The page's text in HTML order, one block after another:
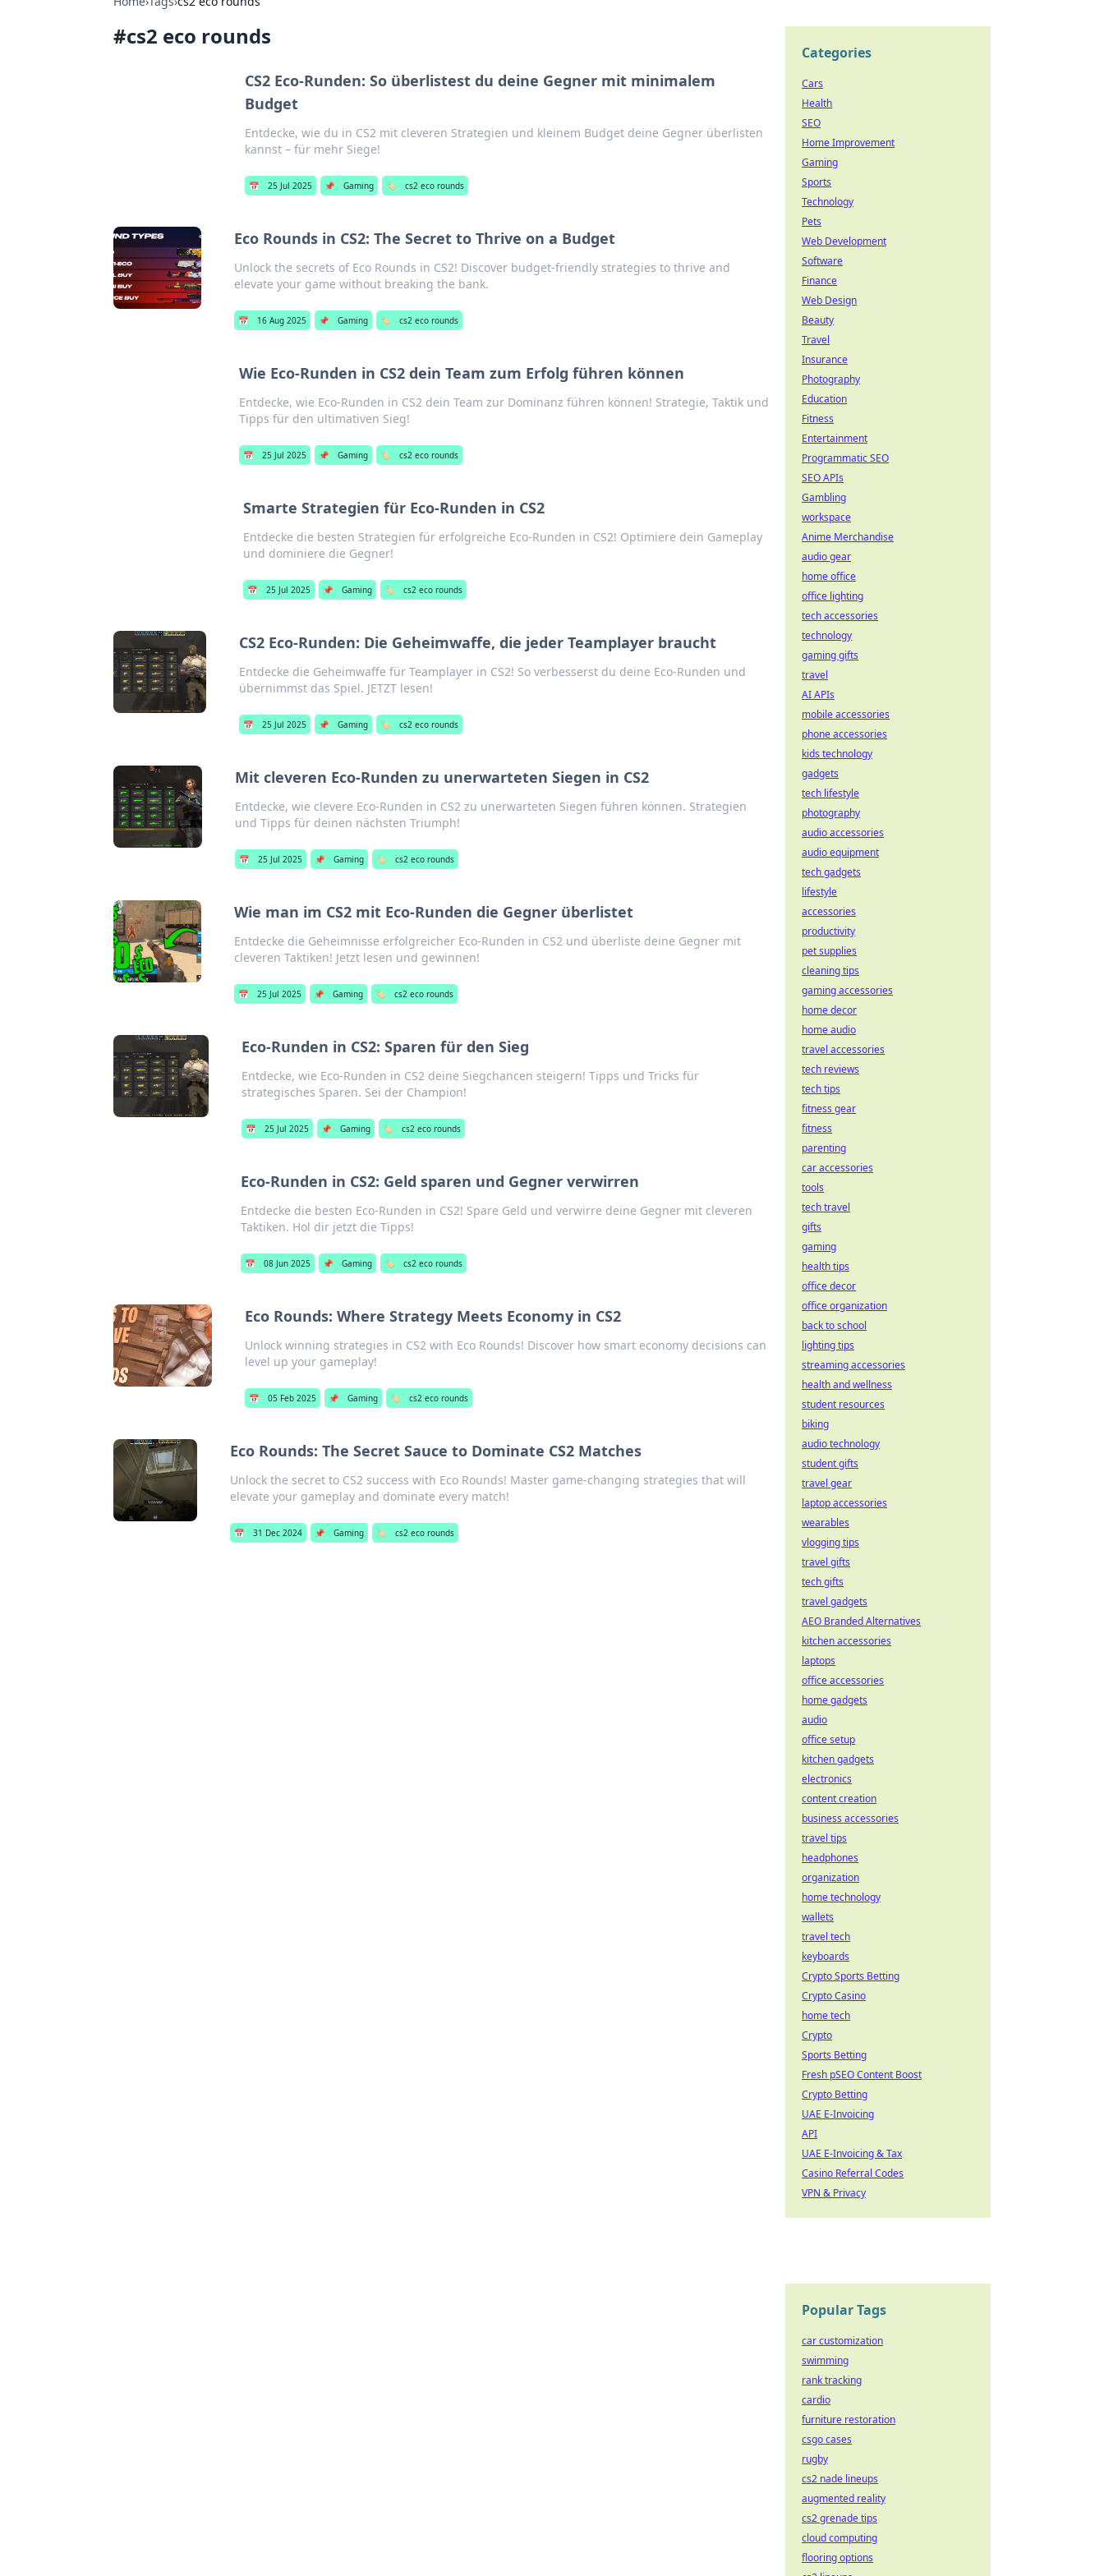
#cs2 eco rounds
CS2 Eco-Runden: So überlistest du deine Gegner mit minimalem
Budget
Entdecke, wie du in CS2 mit cleveren Strategien und kleinem Budget deine Gegner überlisten
kannst – für mehr Siege!
📅 25 Jul 2025 📌 Gaming 🏷️ cs2 eco rounds
Eco Rounds in CS2: The Secret to Thrive on a Budget
Unlock the secrets of Eco Rounds in CS2! Discover budget-friendly strategies to thrive and
elevate your game without breaking the bank.
📅 16 Aug 2025 📌 Gaming 🏷️ cs2 eco rounds
Wie Eco-Runden in CS2 dein Team zum Erfolg führen können
Entdecke, wie Eco-Runden in CS2 dein Team zur Dominanz führen können! Strategie, Taktik und
Tipps für den ultimativen Sieg!
📅 25 Jul 2025 📌 Gaming 🏷️ cs2 eco rounds
Smarte Strategien für Eco-Runden in CS2
Entdecke die besten Strategien für erfolgreiche Eco-Runden in CS2! Optimiere dein Gameplay
und dominiere die Gegner!
📅 25 Jul 2025 📌 Gaming 🏷️ cs2 eco rounds
CS2 Eco-Runden: Die Geheimwaffe, die jeder Teamplayer braucht
Entdecke die Geheimwaffe für Teamplayer in CS2! So verbesserst du deine Eco-Runden und
übernimmst das Spiel. JETZT lesen!
📅 25 Jul 2025 📌 Gaming 🏷️ cs2 eco rounds
Mit cleveren Eco-Runden zu unerwarteten Siegen in CS2
Entdecke, wie clevere Eco-Runden in CS2 zu unerwarteten Siegen führen können. Strategien
und Tipps für deinen nächsten Triumph!
📅 25 Jul 2025 📌 Gaming 🏷️ cs2 eco rounds
Wie man im CS2 mit Eco-Runden die Gegner überlistet
Entdecke die Geheimnisse erfolgreicher Eco-Runden in CS2 und überliste deine Gegner mit
cleveren Taktiken! Jetzt lesen und gewinnen!
📅 25 Jul 2025 📌 Gaming 🏷️ cs2 eco rounds
Eco-Runden in CS2: Sparen für den Sieg
Entdecke, wie Eco-Runden in CS2 deine Siegchancen steigern! Tipps und Tricks für
strategisches Sparen. Sei der Champion!
📅 25 Jul 2025 📌 Gaming 🏷️ cs2 eco rounds
Eco-Runden in CS2: Geld sparen und Gegner verwirren
Entdecke die besten Eco-Runden in CS2! Spare Geld und verwirre deine Gegner mit cleveren
Taktiken. Hol dir jetzt die Tipps!
📅 08 Jun 2025 📌 Gaming 🏷️ cs2 eco rounds
Eco Rounds: Where Strategy Meets Economy in CS2
Unlock winning strategies in CS2 with Eco Rounds! Discover how smart economy decisions can
level up your gameplay!
📅 05 Feb 2025 📌 Gaming 🏷️ cs2 eco rounds
Eco Rounds: The Secret Sauce to Dominate CS2 Matches
Unlock the secret to CS2 success with Eco Rounds! Master game-changing strategies that will
elevate your gameplay and dominate every match!
📅 31 Dec 2024 📌 Gaming 🏷️ cs2 eco rounds
Categories
Cars
Health
SEO
Home Improvement
Gaming
Sports
Technology
Pets
Web Development
Software
Finance
Web Design
Beauty
Travel
Insurance
Photography
Education
Fitness
Entertainment
Programmatic SEO
SEO APIs
Gambling
workspace
Anime Merchandise
audio gear
home office
office lighting
tech accessories
technology
gaming gifts
travel
AI APIs
mobile accessories
phone accessories
kids technology
gadgets
tech lifestyle
photography
audio accessories
audio equipment
tech gadgets
lifestyle
accessories
productivity
pet supplies
cleaning tips
gaming accessories
home decor
home audio
travel accessories
tech reviews
tech tips
fitness gear
fitness
parenting
car accessories
tools
tech travel
gifts
gaming
health tips
office decor
office organization
back to school
lighting tips
streaming accessories
health and wellness
student resources
biking
audio technology
student gifts
travel gear
laptop accessories
wearables
vlogging tips
travel gifts
tech gifts
travel gadgets
AEO Branded Alternatives
kitchen accessories
laptops
office accessories
home gadgets
audio
office setup
kitchen gadgets
electronics
content creation
business accessories
travel tips
headphones
organization
home technology
wallets
travel tech
keyboards
Crypto Sports Betting
Crypto Casino
home tech
Crypto
Sports Betting
Fresh pSEO Content Boost
Crypto Betting
UAE E-Invoicing
API
UAE E-Invoicing & Tax
Casino Referral Codes
VPN & Privacy
Popular Tags
car customization
swimming
rank tracking
cardio
furniture restoration
csgo cases
rugby
cs2 nade lineups
augmented reality
cs2 grenade tips
cloud computing
flooring options